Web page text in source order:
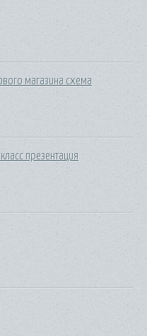
магазина схема
презентация